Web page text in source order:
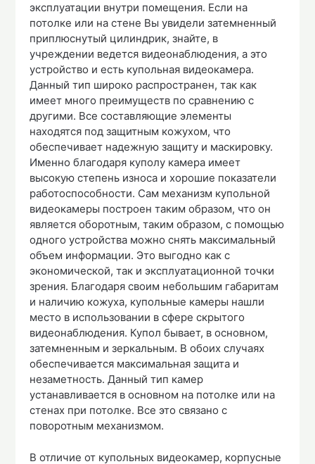
эксплуатации внутри помещения. Если на
потолке или на стене Вы увидели затемненный
приплюснутый цилиндрик, знайте, в
учреждении ведется видеонаблюдения, а это
устройство и есть купольная видеокамера.
Данный тип широко распространен, так как
имеет много преимуществ по сравнению с
другими. Все составляющие элементы
находятся под защитным кожухом, что
обеспечивает надежную защиту и маскировку.
Именно благодаря куполу камера имеет
высокую степень износа и хорошие показатели
работоспособности. Сам механизм купольной
видеокамеры построен таким образом, что он
является оборотным, таким образом, с помощью
одного устройства можно снять максимальный
объем информации. Это выгодно как с
экономической, так и эксплуатационной точки
зрения. Благодаря своим небольшим габаритам
и наличию кожуха, купольные камеры нашли
место в использовании в сфере скрытого
видеонаблюдения. Купол бывает, в основном,
затемненным и зеркальным. В обоих случаях
обеспечивается максимальная защита и
незаметность. Данный тип камер
устанавливается в основном на потолке или на
стенах при потолке. Все это связано с
поворотным механизмом.
В отличие от купольных видеокамер, корпусные